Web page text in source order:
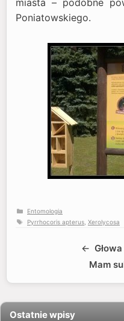
Poniatowskiego.
Kategorie
Entomologia
Tagi
Pyrrhocoris apterus Xerolycosa
Mam
Ostatnie wpisy